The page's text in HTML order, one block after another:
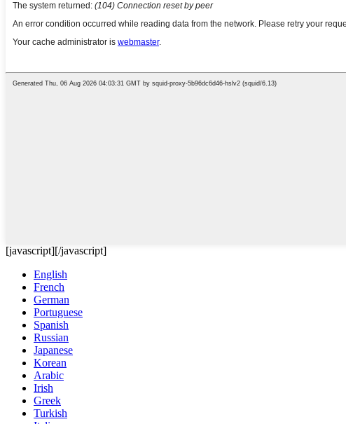
[javascript][/javascript]
English
French
German
Portuguese
Spanish
Russian
Japanese
Korean
Arabic
Irish
Greek
Turkish